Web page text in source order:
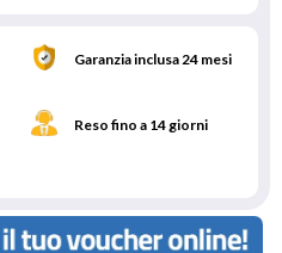
Garanzia inclusa 24 mesi
Reso fino a 14 giorni